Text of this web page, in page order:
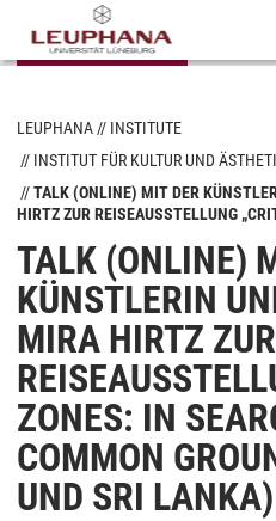
LEUPHANA
INSTITUTE
INSTITUT FÜR KULTUR UND
TALK (ONLINE) MIT DER
HIRTZ ZUR REISEAUSSTELLUNG
TALK (ONLINE)
KÜNSTLERIN
MIRA HIRTZ ZUR
ZONES: IN
COMMON
UND SRI LANKA)